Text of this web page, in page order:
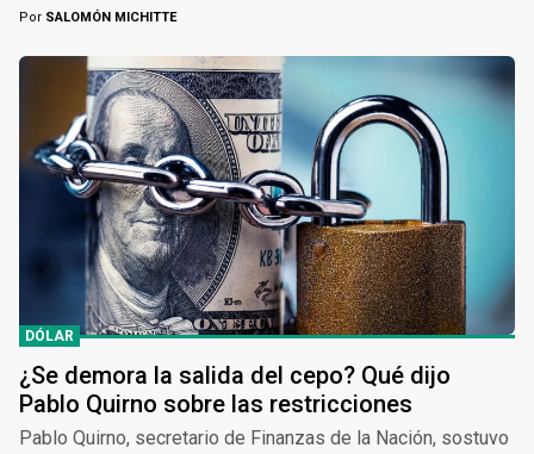
Por SALOMÓN MICHITTE
DÓLAR
¿Se demora la salida del cepo? Qué dijo
Pablo Quirno sobre las restricciones
Pablo Quirno, secretario de Finanzas de la Nación, sostuvo